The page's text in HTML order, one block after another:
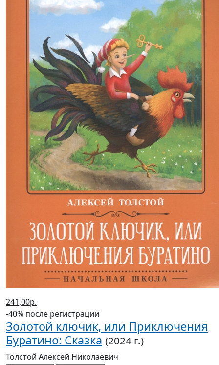
241,00р.
-40% после регистрации
Золотой ключик, или Приключения
Буратино: Сказка (2024 г.)
Толстой Алексей Николаевич